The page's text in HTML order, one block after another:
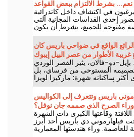
نعم... بشرط الالتزام ببعض القواعد
يرغبون في اكتشاف داخل كاتدرائية
إحدى القداسات المجانية التي
مفتوحة للجميع، بشرط أن يكون
المشاركة في الاحتفال أو احترام
الواقع في ضواحي باريس كان
دو-فالان، يثير القصر الوردي
المستوحى من فرساي، بل
ساكناته شهرة: ماركيزا لويزا
باريس وتتعرف إلى الكواليس
وراء الصرح الذي صممه جان نوفل؟
اللافتة وقاعتها الكبرى ذات الشهرة
فيلهارموني دي باريس أحد أبرز
للعاصمة. وراء هندستها المعمارية